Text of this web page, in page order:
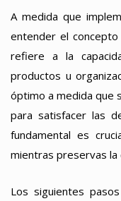
A medida que
entender el concepto
refiere a la
productos u
óptimo a medida que
para satisfacer las
fundamental es
mientras preservas la
Los siguientes